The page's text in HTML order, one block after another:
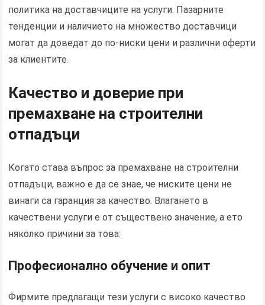
политика на доставчиците на услуги. Пазарните
тенденции и наличието на множество доставчици
могат да доведат до по-ниски цени и различни оферти
за клиентите.
Качество и доверие при
премахване на строителни
отпадъци
Когато става въпрос за премахване на строителни
отпадъци, важно е да се знае, че ниските цени не
винаги са гаранция за качество. Влагането в
качествени услуги е от съществено значение, а ето
няколко причини за това:
Професионално обучение и опит
Фирмите предлагащи тези услуги с високо качество